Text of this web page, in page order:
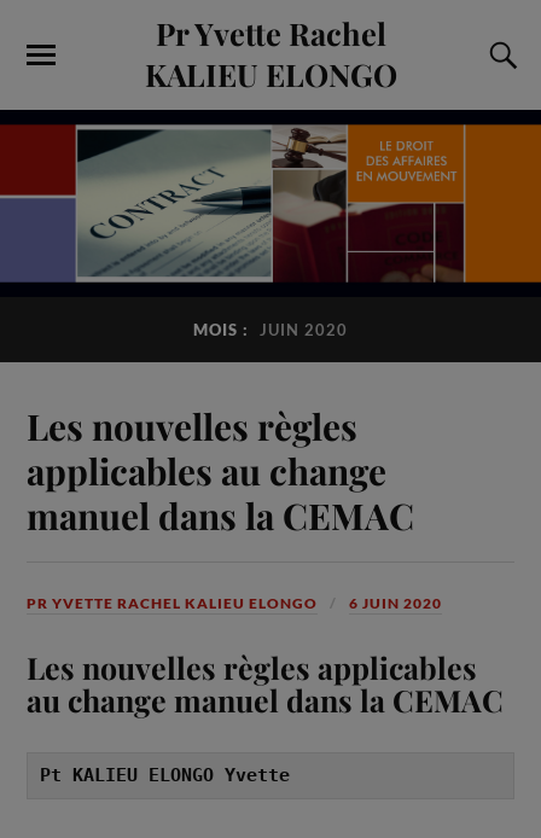
Pr Yvette Rachel
KALIEU ELONGO
MOIS : JUIN 2020
Les nouvelles règles
applicables au change
manuel dans la CEMAC
PR YVETTE RACHEL KALIEU ELONGO 6 JUIN 2020
Les nouvelles règles applicables
au change manuel dans la CEMAC
Pt KALIEU ELONGO Yvette